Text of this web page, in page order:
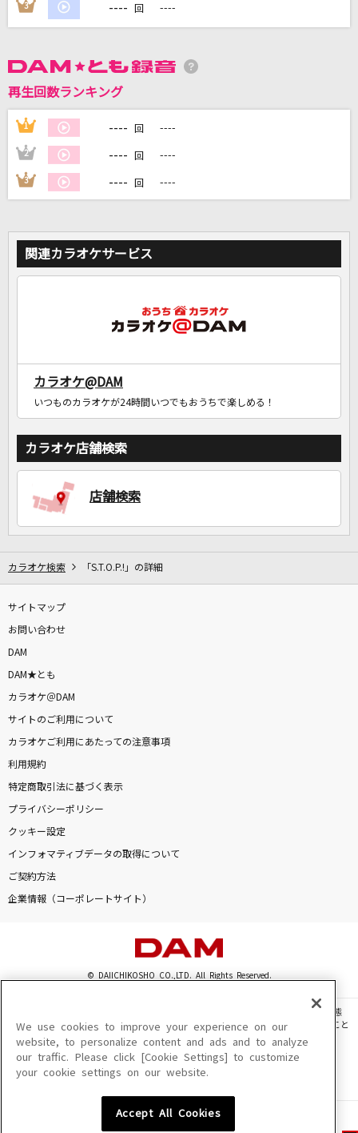
カラオケ最新情報をチェック！
3 ---- 回 ----
再生回数ランキング
1 ---- 回 ----
2 ---- 回 ----
3 ---- 回 ----
関連カラオケサービス
カラオケ@DAM
いつものカラオケが24時間いつでもおうちで楽しめる！
カラオケ店舗検索
店舗検索
カラオケ検索 「S.T.O.P.!」の詳細
サイトマップ
お問い合わせ
DAM
DAM★とも
カラオケ＠DAM
サイトのご利用について
カラオケご利用にあたっての注意事項
利用規約
特定商取引法に基づく表示
プライバシーポリシー
クッキー設定
インフォマティブデータの取得について
ご契約方法
企業情報（コーポレートサイト）
© DAIICHIKOSHO CO.,LTD. All Rights Reserved.
このサイトに掲載されている一切の文章・画像・写真・動画・音声等を、手段や形態
を問わず、著作権法の定める範囲を超えて無断で複製、転載、ファイル化などすること
を禁じます。
楽曲及びコンテンツは、機種によりご利用いただけない場合があります。
楽曲及びコンテンツの配信日、配信内容が変更になる場合があります。
We use cookies to improve your experience on our
website, to personalize content and ads and to analyze
our traffic. Please click [Cookie Settings] to customize
your cookie settings on our website.
Accept All Cookies